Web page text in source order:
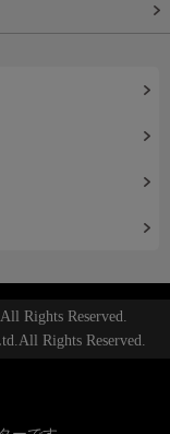
Rights Reserved.
Rights Reserved.